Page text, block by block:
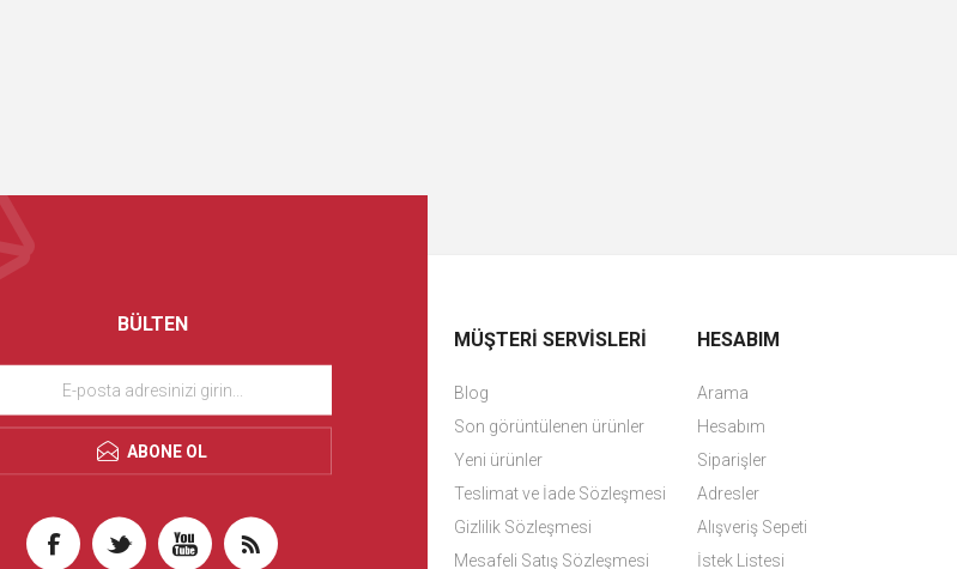
BÜLTEN
ABONE OL
MÜŞTERI SERVISLERI
Blog
Son görüntülenen ürünler
Yeni ürünler
Teslimat ve İade Sözleşmesi
Gizlilik Sözleşmesi
Mesafeli Satış Sözleşmesi
HESABIM
Arama
Hesabım
Siparişler
Adresler
Alışveriş Sepeti
İstek Listesi